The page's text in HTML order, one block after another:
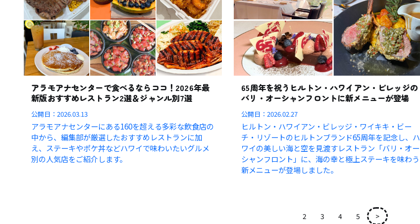
アラモアナセンターで食べるならココ！2026年最
新版おすすめレストラン2選＆ジャンル別7選
公開日：2026.03.13
アラモアナセンターにある160を超える多彩な飲食店の
中から、編集部が厳選したおすすめレストランに加
え、ステーキやポケ丼などハワイで味わいたいグルメ
別の人気店をご紹介します。
65周年を祝うヒルトン・ハワイアン・ビレッジの
バリ・オーシャンフロントに新メニューが登場
公開日：2026.02.27
ヒルトン・ハワイアン・ビレッジ・ワイキキ・ビー
チ・リゾートのヒルトンブランド65周年を記念し、ハ
ワイの美しい海と空を見渡すレストラン「バリ・オー
シャンフロント」に、海の幸と極上ステーキを味わう
新メニューが登場しました。
2 3 4 5 >